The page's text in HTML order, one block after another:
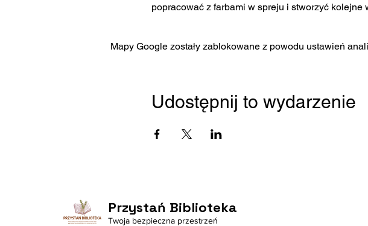
popracować z farbami w spreju i stworzyć kolejne
Mapy Google zostały zablokowane z powodu ustawień
Udostępnij to wydarzenie
Przystań Biblioteka
Twoja bezpieczna przestrzeń